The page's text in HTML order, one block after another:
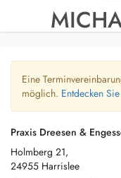
Eine
möglich. Entdecken
Praxis Dreesen &
Holmberg 21,
24955 Harrislee